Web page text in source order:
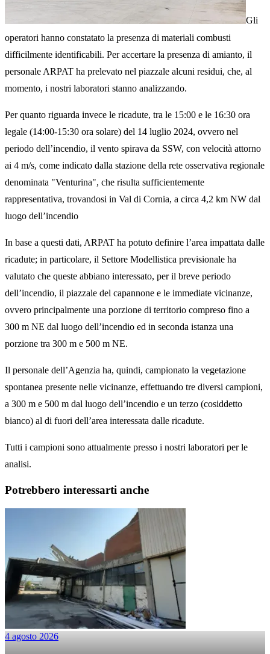
Gli
operatori hanno constatato la presenza di materiali combusti
difficilmente identificabili. Per accertare la presenza di amianto, il
personale ARPAT ha prelevato nel piazzale alcuni residui, che, al
momento, i nostri laboratori stanno analizzando.
Per quanto riguarda invece le ricadute, tra le 15:00 e le 16:30 ora
legale (14:00-15:30 ora solare) del 14 luglio 2024, ovvero nel
periodo dell’incendio, il vento spirava da SSW, con velocità attorno
ai 4 m/s, come indicato dalla stazione della rete osservativa regionale
denominata "Venturina", che risulta sufficientemente
rappresentativa, trovandosi in Val di Cornia, a circa 4,2 km NW dal
luogo dell’incendio
In base a questi dati, ARPAT ha potuto definire l’area impattata dalle
ricadute; in particolare, il Settore Modellistica previsionale ha
valutato che queste abbiano interessato, per il breve periodo
dell’incendio, il piazzale del capannone e le immediate vicinanze,
ovvero principalmente una porzione di territorio compreso fino a
300 m NE dal luogo dell’incendio ed in seconda istanza una
porzione tra 300 m e 500 m NE.
Il personale dell’Agenzia ha, quindi, campionato la vegetazione
spontanea presente nelle vicinanze, effettuando tre diversi campioni,
a 300 m e 500 m dal luogo dell’incendio e un terzo (cosiddetto
bianco) al di fuori dell’area interessata dalle ricadute.
Tutti i campioni sono attualmente presso i nostri laboratori per le
analisi.
Potrebbero interessarti anche
4 agosto 2026